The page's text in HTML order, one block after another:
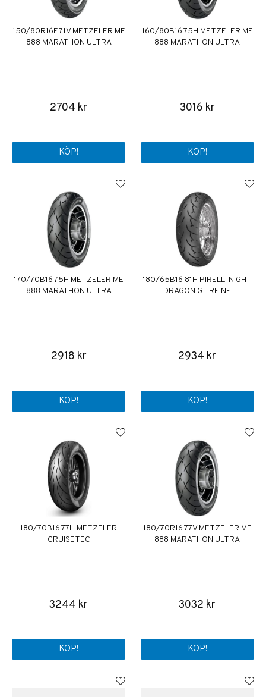
150/80R16F 71V METZELER ME
888 MARATHON ULTRA
2704 kr
KÖP!
160/80B16 75H METZELER ME
888 MARATHON ULTRA
3016 kr
KÖP!
170/70B16 75H METZELER ME
888 MARATHON ULTRA
2918 kr
KÖP!
180/65B16 81H PIRELLI NIGHT
DRAGON GT REINF.
2934 kr
KÖP!
180/70B16 77H METZELER
CRUISETEC
3244 kr
KÖP!
180/70R16 77V METZELER ME
888 MARATHON ULTRA
3032 kr
KÖP!